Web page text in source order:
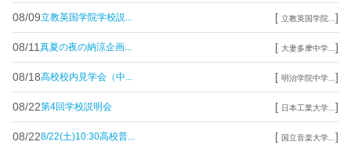
08/09立教英国学院学校説... [ 立教英国学院... ]
08/11 真夏の夜の納涼企画... [ 大妻多摩中学... ]
08/18高校校内見学会（中... [ 明治学院中学... ]
08/22第4回学校説明会 [ 日本工業大学... ]
08/228/22(土)10:30高校普... [ 国立音楽大学... ]